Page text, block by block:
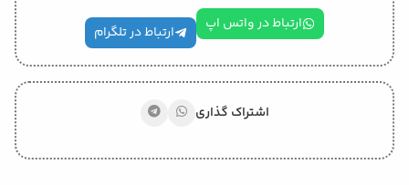
ارتباط در واتس اپ ارتباط در تلگرام
اشتراک گذاری